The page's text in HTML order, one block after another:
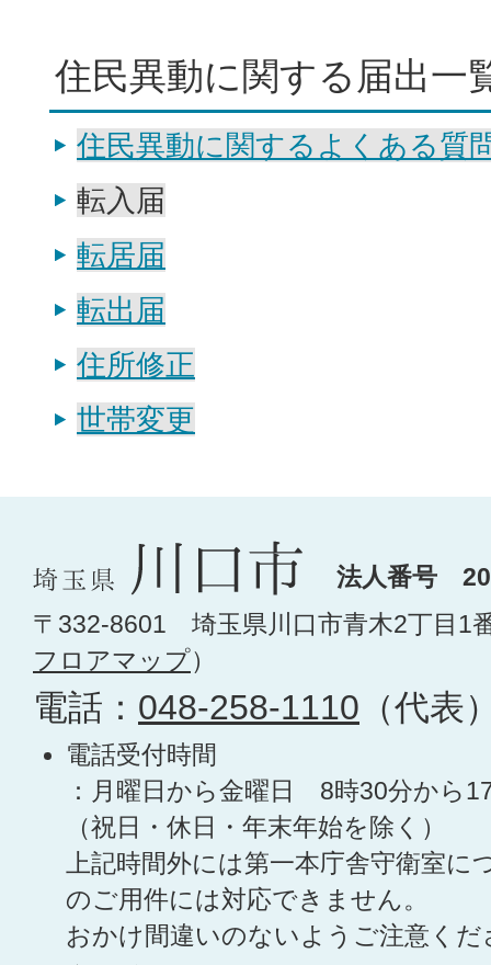
住民異動に関する届出一
住民異動に関するよくある質
転入届
転居届
転出届
住所修正
世帯変更
法人番号
〒332-8601 埼玉県川口市青木2丁目1
フロアマップ）
電話： 048-258-1110 （代表
電話受付時間
：月曜日から金曜日 8時30分から
（祝日・休日・年末年始を除く）
上記時間外には第一本庁舎守衛室に
のご用件には対応できません。
おかけ間違いのないようご注意くだ